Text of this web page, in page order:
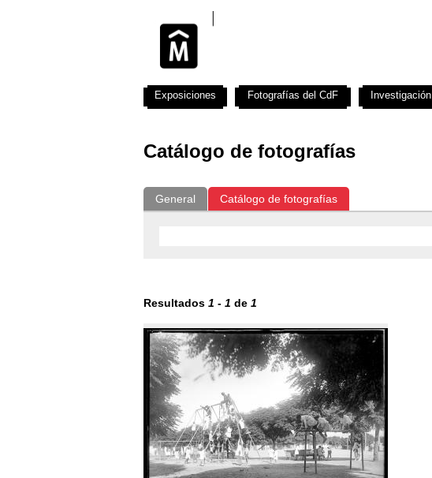
Catálogo de fotografías
General Catálogo de fotografías
Resultados 1 - 1 de 1
Exposiciones Fotografías del CdF Investigación